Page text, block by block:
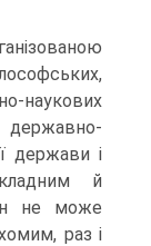
наукових
державно-
держави і
й
не може
раз і